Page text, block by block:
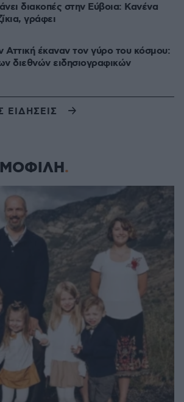
διακοπές στην Εύβοια: Κανένα
γράφει
Αττική έκαναν τον γύρο του κόσμου:
διεθνών ειδησιογραφικών
ΕΙΔΗΣΕΙΣ